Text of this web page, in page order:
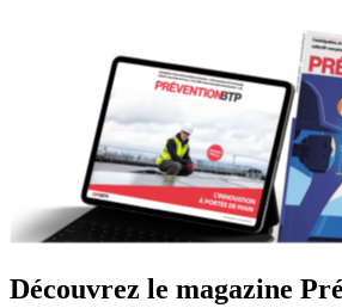
Découvrez le magazine